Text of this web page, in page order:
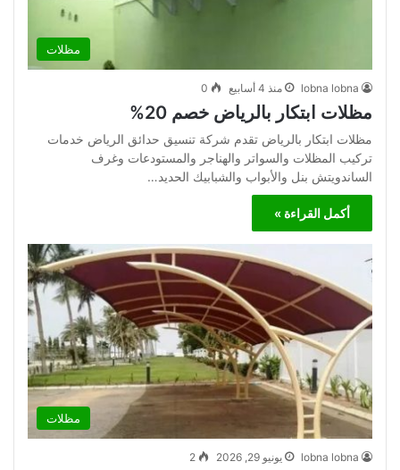
مظلات
lobna lobna منذ 4 أسابيع 0
مظلات ابتكار بالرياض خصم 20%
مظلات ابتكار بالرياض تقدم شركة تنسيق حدائق الرياض خدمات
تركيب المظلات والسواتر والهناجر والمستودعات وغرف
الساندويتش بنل والأبواب والشبابيك الحديد…
أكمل القراءة »
مظلات
lobna lobna يونيو 29, 2026 2